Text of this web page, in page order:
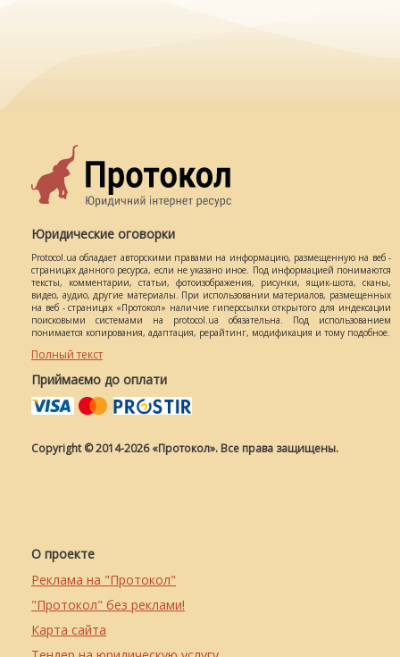
Юридические оговорки
Protocol.ua обладает авторскими правами на информацию, размещенную на веб -
страницах данного ресурса, если не указано иное. Под информацией понимаются
тексты, комментарии, статьи, фотоизображения, рисунки, ящик-шота, сканы,
видео, аудио, другие материалы. При использовании материалов, размещенных
на веб - страницах «Протокол» наличие гиперссылки открытого для индексации
поисковыми системами на protocol.ua обязательна. Под использованием
понимается копирования, адаптация, рерайтинг, модификация и тому подобное.
Полный текст
Приймаємо до оплати
Copyright © 2014-2026 «Протокол». Все права защищены.
О проекте
Реклама на "Протокол"
"Протокол" без реклами!
Карта сайта